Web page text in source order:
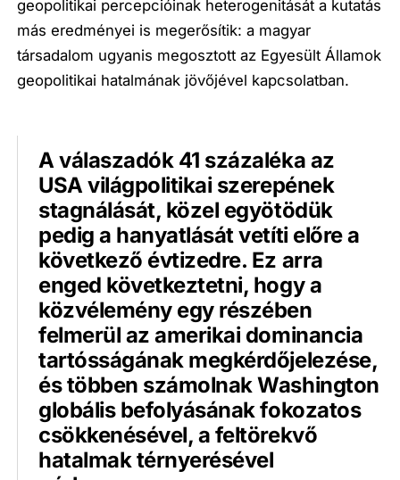
geopolitikai percepcióinak heterogenitását a kutatás
más eredményei is megerősítik: a magyar
társadalom ugyanis megosztott az Egyesült Államok
geopolitikai hatalmának jövőjével kapcsolatban.
A válaszadók 41 százaléka az
USA világpolitikai szerepének
stagnálását, közel egyötödük
pedig a hanyatlását vetíti előre a
következő évtizedre. Ez arra
enged következtetni, hogy a
közvélemény egy részében
felmerül az amerikai dominancia
tartósságának megkérdőjelezése,
és többen számolnak Washington
globális befolyásának fokozatos
csökkenésével, a feltörekvő
hatalmak térnyerésével